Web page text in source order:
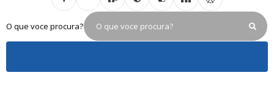
O que voce procura?